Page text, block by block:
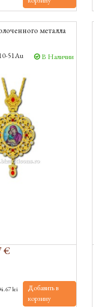
металла
51Au В Наличии
€
lei
Добавить в
корзину